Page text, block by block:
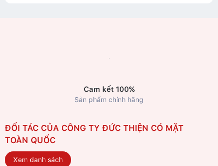
Cam kết 100%
Sản phẩm chính hãng
ĐỐI TÁC CỦA CÔNG TY ĐỨC THIỆN CÓ MẶT
TOÀN QUỐC
Xem danh sách